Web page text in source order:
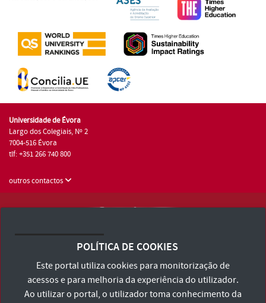
Universidade de Évora
Largo dos Colegiais, Nº 2
7004-516 Évora
tlf: +351 266 740 800
outros contactos
Consulte os Termos e Condições e Política de Privacidade
Declaração de Acessibilidade
POLÍTICA DE COOKIES
Este portal utiliza cookies para monitorização de
acessos e para melhoria da experiência do utilizador.
Ao utilizar o portal, o utilizador toma conhecimento da